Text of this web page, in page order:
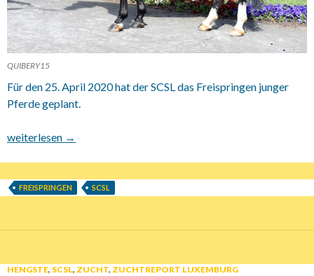
QUIBERY15
Für den 25. April 2020 hat der SCSL das Freispringen junger
Pferde geplant.
17.03.2020 SCSL FREISPRINGEN
weiterlesen →
FREISPRINGEN SCSL
HENGSTE, SCSL, ZUCHT, ZUCHTREPORT LUXEMBURG